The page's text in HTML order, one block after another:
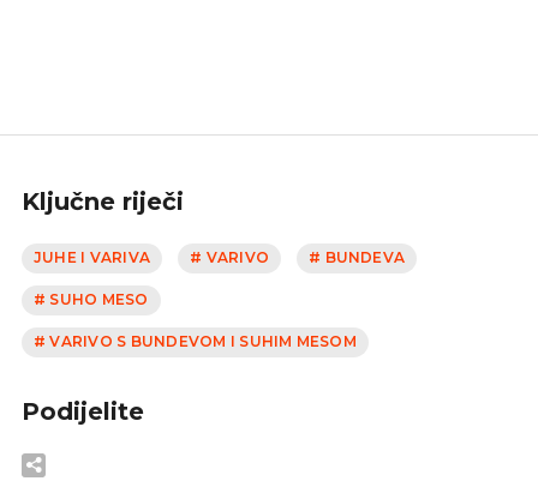
Ključne riječi
JUHE I VARIVA # VARIVO # BUNDEVA
# SUHO MESO
# VARIVO S BUNDEVOM I SUHIM MESOM
Podijelite